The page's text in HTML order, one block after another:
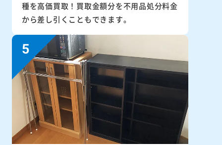
種を高価買取！買取金額分を不用品処分料金
から差し引くこともできます。